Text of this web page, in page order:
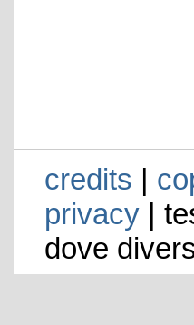
credits |
privacy|
dove